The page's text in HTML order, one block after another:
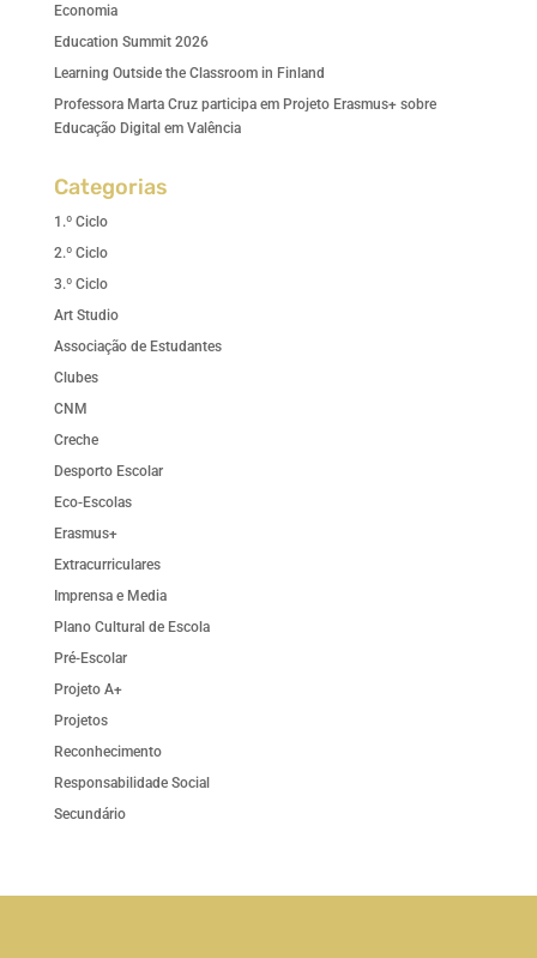
Economia
Education Summit 2026
Learning Outside the Classroom in Finland
Professora Marta Cruz participa em Projeto Erasmus+ sobre
Educação Digital em Valência
Categorias
1.º Ciclo
2.º Ciclo
3.º Ciclo
Art Studio
Associação de Estudantes
Clubes
CNM
Creche
Desporto Escolar
Eco-Escolas
Erasmus+
Extracurriculares
Imprensa e Media
Plano Cultural de Escola
Pré-Escolar
Projeto A+
Projetos
Reconhecimento
Responsabilidade Social
Secundário